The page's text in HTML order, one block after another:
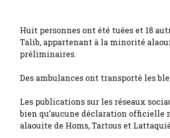
Huit personnes ont été tuées et 18
Talib, appartenant à la minorité
préliminaires.
Des ambulances ont transporté les
Les publications sur les réseaux
bien qu’aucune déclaration officielle
alaouite de Homs, Tartous et